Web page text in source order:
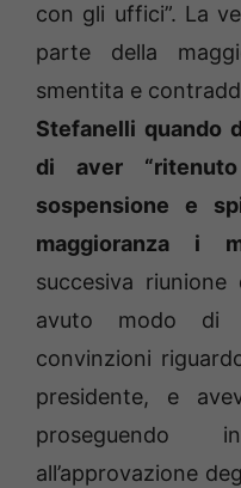
con gli uffici”. La
parte della
smentita e
Stefanelli quando
di aver
sospensione e
maggioranza i
succesiva riunione
avuto modo di
convinzioni
presidente, e
proseguendo
all’approvazione